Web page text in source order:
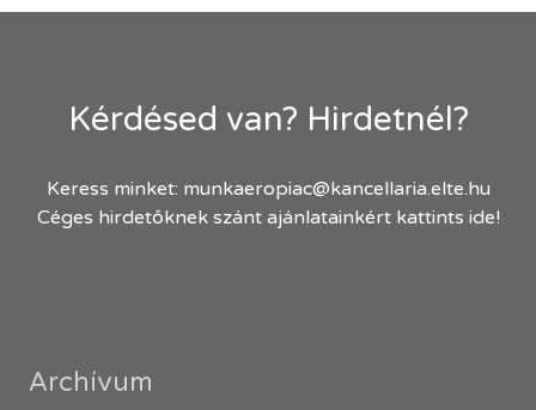
Kérdésed van? Hirdetnél?
Keress minket: munkaeropiac@kancellaria.elte.hu
Céges hirdetőknek szánt ajánlatainkért kattints ide!
Archívum